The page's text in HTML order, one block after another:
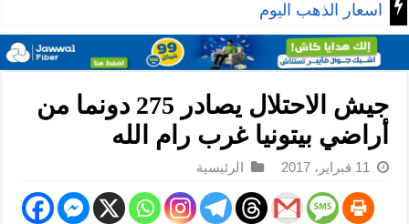
اسعار الذهب اليوم
جيش الاحتلال يصادر 275 دونما من
أراضي بيتونيا غرب رام الله
11 فبراير، 2017 الرئيسية